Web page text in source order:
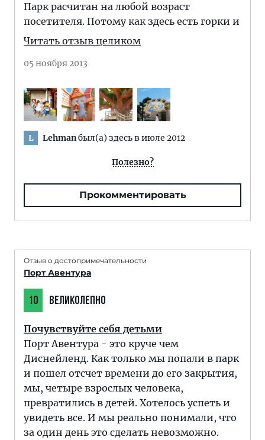
Парк расчитан на любой возраст
посетителя. Потому как здесь есть горки и
Читать отзыв целиком
05 ноября 2013
L Lehmanбыл(а) здесь в июле 2012
Полезно?
Прокомментировать
Отзыв о достопримечательности
Порт Авентура
10 ВЕЛИКОЛЕПНО
Почувствуйте себя детьми
Порт Авентура - это круче чем
Диснейленд. Как только мы попали в парк
и пошел отсчет времени до его закрытия,
мы, четыре взрослых человека,
превратились в детей. Хотелось успеть и
увидеть все. И мы реально понимали, что
за один день это сделать невозможно.